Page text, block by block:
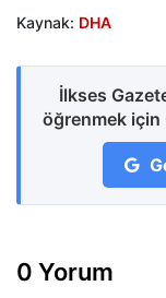
Kaynak: DHA
İlkses
öğrenmek için
0 Yorum